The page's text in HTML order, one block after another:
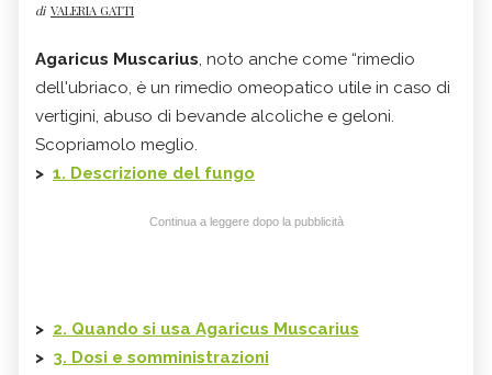
di VALERIA GATTI
Agaricus Muscarius, noto anche come “rimedio
dell'ubriaco, è un rimedio omeopatico utile in caso di
vertigini, abuso di bevande alcoliche e geloni.
Scopriamolo meglio.
> 1. Descrizione del fungo
Continua a leggere dopo la pubblicità
> 2. Quando si usa Agaricus Muscarius
> 3. Dosi e somministrazioni